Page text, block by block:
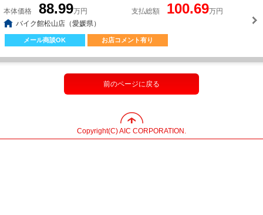
本体価格 88.99万円 支払総額 100.69万円
バイク館松山店（愛媛県）
メール商談OK お店コメント有り
前のページに戻る
Copyright(C) AIC CORPORATION.